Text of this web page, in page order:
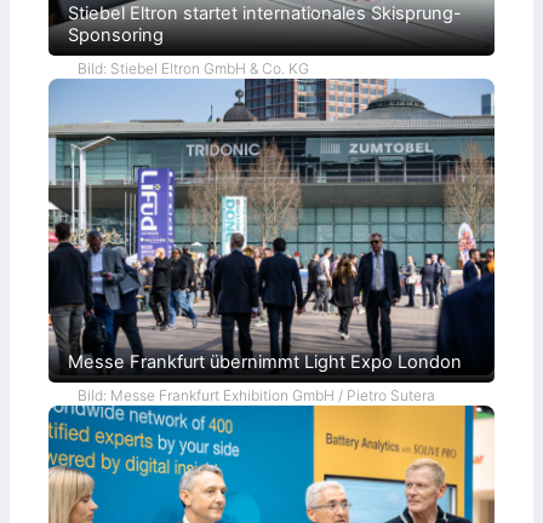
Stiebel Eltron startet internationales Skisprung-
Sponsoring
Bild: Stiebel Eltron GmbH & Co. KG
Messe Frankfurt übernimmt Light Expo London
Bild: Messe Frankfurt Exhibition GmbH / Pietro Sutera